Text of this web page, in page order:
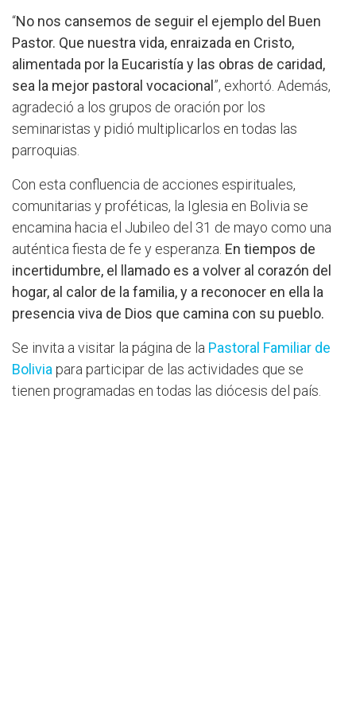
“No nos cansemos de seguir el ejemplo del Buen
Pastor. Que nuestra vida, enraizada en Cristo,
alimentada por la Eucaristía y las obras de caridad,
sea la mejor pastoral vocacional”, exhortó. Además,
agradeció a los grupos de oración por los
seminaristas y pidió multiplicarlos en todas las
parroquias.
Con esta confluencia de acciones espirituales,
comunitarias y proféticas, la Iglesia en Bolivia se
encamina hacia el Jubileo del 31 de mayo como una
auténtica fiesta de fe y esperanza. En tiempos de
incertidumbre, el llamado es a volver al corazón del
hogar, al calor de la familia, y a reconocer en ella la
presencia viva de Dios que camina con su pueblo.
Se invita a visitar la página de la Pastoral Familiar de
Bolivia para participar de las actividades que se
tienen programadas en todas las diócesis del país.